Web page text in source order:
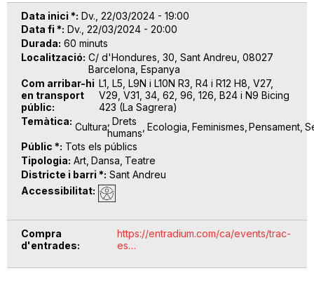
Data inici * Dv., 22/03/2024 - 19:00
Data fi *
Dv., 22/03/2024 - 20:00
Durada 60 minuts
Localització C/ d'Hondures, 30, Sant Andreu, 08027
Barcelona, Espanya
Com arribar-hi
en transport
públic
L1, L5, L9N i L10N R3, R4 i R12 H8, V27,
V29, V31, 34, 62, 96, 126, B24 i N9 Bicing
423 (La Sagrera)
Temàtica Cultura Drets
humans Ecologia Feminismes Pensament
Públic * Tots els públics
Tipologia Art Dansa Teatre
Districte i barri * Sant Andreu
Accessibilitat
Compra
d'entrades
https://entradium.com/ca/events/trac-
es…